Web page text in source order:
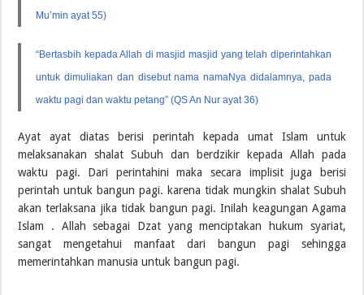
Mu’min ayat 55)
“Bertasbih kepada Allah di masjid masjid yang telah diperintahkan
untuk dimuliakan dan disebut nama namaNya didalamnya, pada
waktu pagi dan waktu petang” (QS An Nur ayat 36)
Ayat ayat diatas berisi perintah kepada umat Islam untuk
melaksanakan shalat Subuh dan berdzikir kepada Allah pada
waktu pagi. Dari perintahini maka secara implisit juga berisi
perintah untuk bangun pagi. karena tidak mungkin shalat Subuh
akan terlaksana jika tidak bangun pagi. Inilah keagungan Agama
Islam . Allah sebagai Dzat yang menciptakan hukum syariat,
sangat mengetahui manfaat dari bangun pagi sehingga
memerintahkan manusia untuk bangun pagi.